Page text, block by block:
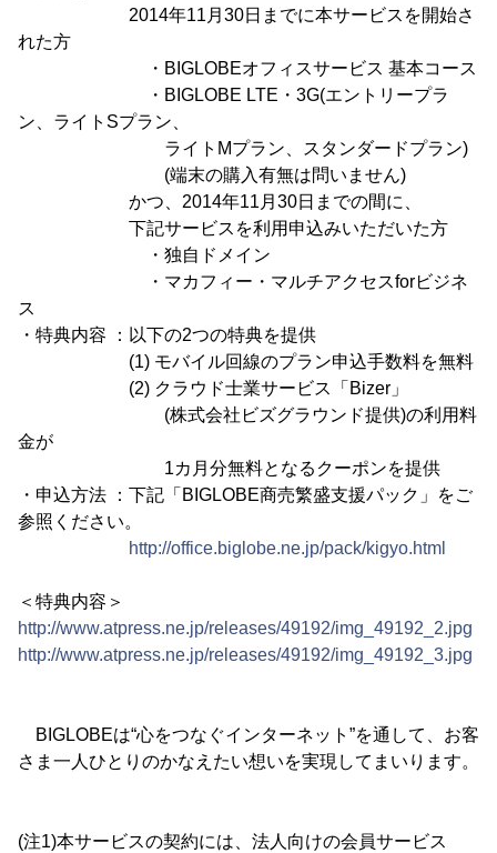
2014年11月30日までに本サービスを開始さ
れた方
・BIGLOBEオフィスサービス 基本コース
・BIGLOBE LTE・3G(エントリープラ
ン、ライトSプラン、
ライトMプラン、スタンダードプラン)
(端末の購入有無は問いません)
かつ、2014年11月30日までの間に、
下記サービスを利用申込みいただいた方
・独自ドメイン
・マカフィー・マルチアクセスforビジネ
ス
・特典内容 ：以下の2つの特典を提供
(1) モバイル回線のプラン申込手数料を無料
(2) クラウド士業サービス「Bizer」
(株式会社ビズグラウンド提供)の利用料
金が
1カ月分無料となるクーポンを提供
・申込方法 ：下記「BIGLOBE商売繁盛支援パック」をご
参照ください。
http://office.biglobe.ne.jp/pack/kigyo.html
＜特典内容＞
http://www.atpress.ne.jp/releases/49192/img_49192_2.jpg
http://www.atpress.ne.jp/releases/49192/img_49192_3.jpg
BIGLOBEは“心をつなぐインターネット”を通して、お客
さま一人ひとりのかなえたい想いを実現してまいります。
(注1)本サービスの契約には、法人向けの会員サービス